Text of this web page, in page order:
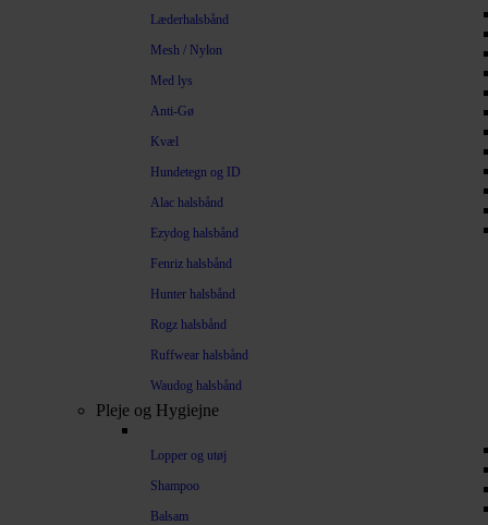
Læderhalsbånd
Mesh / Nylon
Med lys
Anti-Gø
Kvæl
Hundetegn og ID
Alac halsbånd
Ezydog halsbånd
Fenriz halsbånd
Hunter halsbånd
Rogz halsbånd
Ruffwear halsbånd
Waudog halsbånd
Pleje og Hygiejne
Lopper og utøj
Shampoo
Balsam